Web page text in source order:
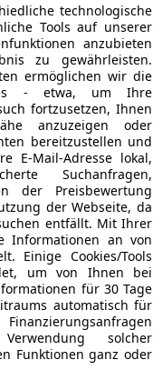
technologische
Tools auf unserer
anzubieten
zu gewährleisten.
ermöglichen wir die
- etwa, um Ihre
fortzusetzen, Ihnen
anzuzeigen oder
bereitzustellen und
E-Mail-Adresse lokal,
Suchanfragen,
der Preisbewertung
der Webseite, da
entfällt. Mit Ihrer
Informationen an von
Einige Cookies/Tools
um von Ihnen bei
für 30 Tage
automatisch für
solcher
Funktionen ganz oder